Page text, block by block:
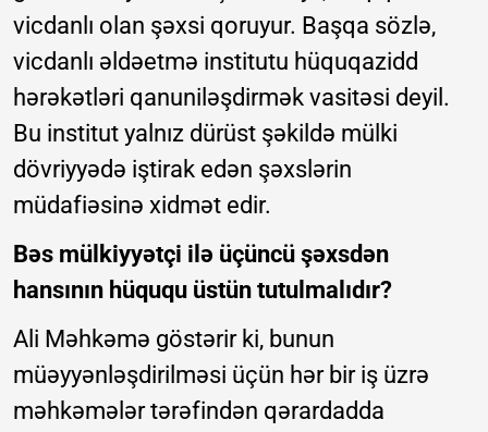
vicdanlı olan şəxsi qoruyur. Başqa sözlə,
vicdanlı əldəetmə institutu hüquqazidd
hərəkətləri qanuniləşdirmək vasitəsi deyil.
Bu institut yalnız dürüst şəkildə mülki
dövriyyədə iştirak edən şəxslərin
müdafiəsinə xidmət edir.
Bəs mülkiyyətçi ilə üçüncü şəxsdən
hansının hüququ üstün tutulmalıdır?
Ali Məhkəmə göstərir ki, bunun
müəyyənləşdirilməsi üçün hər bir iş üzrə
məhkəmələr tərəfindən qərardadda